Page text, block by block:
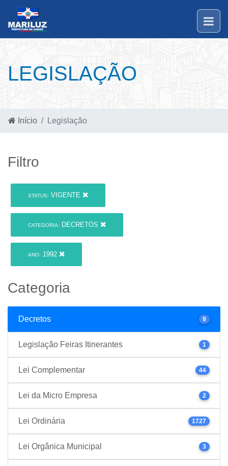
LEGISLAÇÃO
Início Legislação
Filtro
STATUS: VIGENTE
CATEGORIA: DECRETOS
ANO: 1992
Categoria
Decretos 9
Legislação Feiras Itinerantes 1
Lei Complementar 44
Lei da Micro Empresa 2
Lei Ordinária 1727
Lei Orgânica Municipal 3